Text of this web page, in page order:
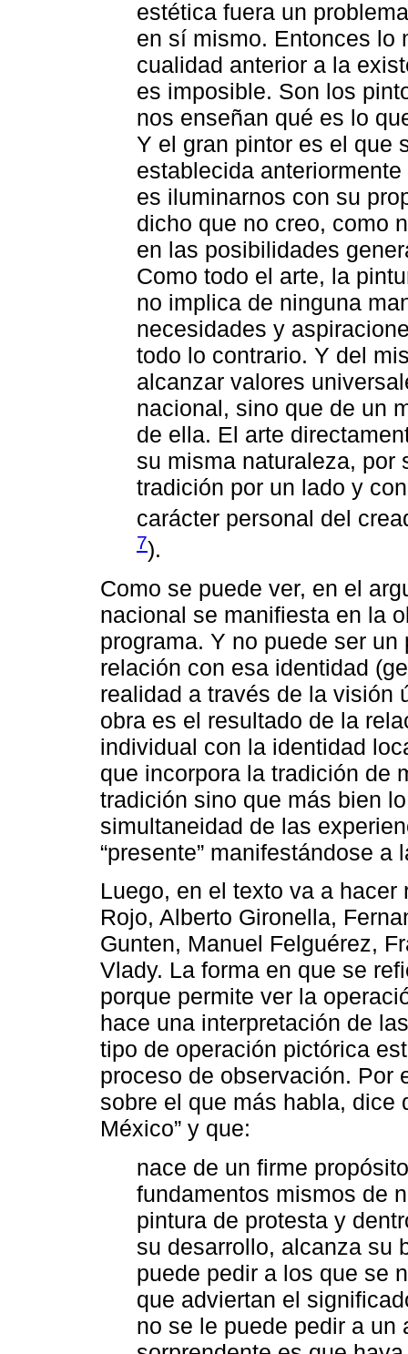
estética fuera un
en sí mismo. Entonces lo
cualidad anterior a la
es imposible. Son los
nos enseñan qué es lo
Y el gran pintor es el que
establecida
es iluminarnos con su
dicho que no creo, como
en las posibilidades
Como todo el arte, la
no implica de ninguna
necesidades y
todo lo contrario. Y del
alcanzar valores
nacional, sino que de un
de ella. El arte
su misma naturaleza, por
tradición por un lado y
carácter personal del
7).
Como se puede ver, en el
nacional se manifiesta en la
programa. Y no puede ser
relación con esa identidad
realidad a través de la visión
obra es el resultado de la
individual con la identidad
que incorpora la tradición de
tradición sino que más bien
simultaneidad de las
“presente” manifestándose a
Luego, en el texto va a
Rojo, Alberto Gironella,
Gunten, Manuel Felguérez,
Vlady. La forma en que se
porque permite ver la
hace una interpretación de
tipo de operación pictórica
proceso de observación. Por
sobre el que más habla, dice
México” y que:
nace de un firme
fundamentos mismos de
pintura de protesta y
su desarrollo, alcanza su
puede pedir a los que se
que adviertan el
no se le puede pedir a un